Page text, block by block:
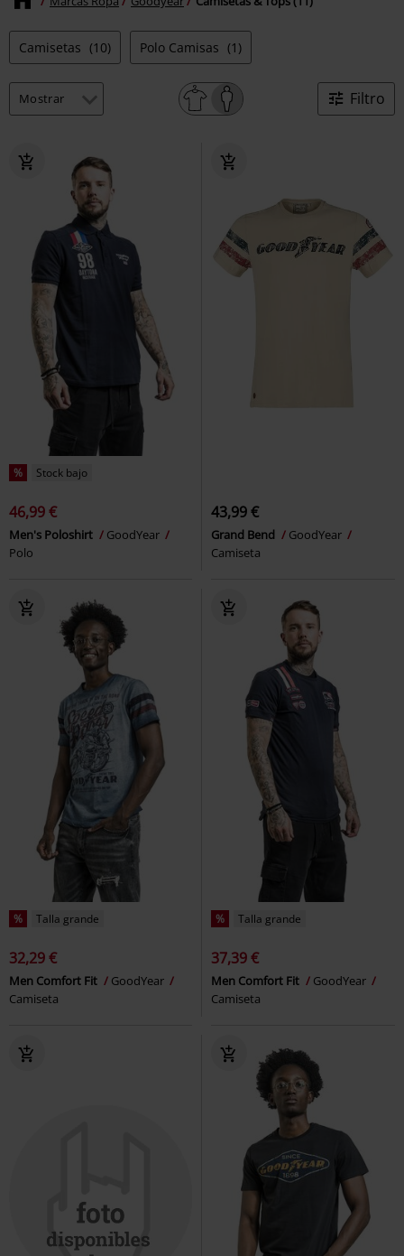
Camisetas (10) Polo Camisas (1)
Filtro
% Stock bajo
46,99 €
Men's Poloshirt
GoodYear
Polo
43,99 €
Grand Bend
GoodYear
Camiseta
% Talla grande
32,29 €
Men Comfort Fit
GoodYear
Camiseta
% Talla grande
37,39 €
Men Comfort Fit
GoodYear
Camiseta